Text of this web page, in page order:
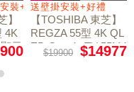
裝+好禮贈
】
4K
示
式)
送壁掛安裝+好禮
【TOSHIBA 東芝】
REGZA 55型 4K QL
ED Google TV 55M4
50NT液晶顯示器｜
$19900 $14977